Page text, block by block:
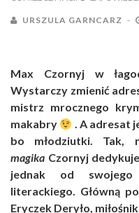
URSZULA GARNCARZ
Max Czornyj w
Wystarczy zmienić
mistrz mrocznego
makabry
. A adresat
bo młodziutki. Tak,
magika Czornyj
jednak od swojego
literackiego. Główną
Eryczek Deryło,